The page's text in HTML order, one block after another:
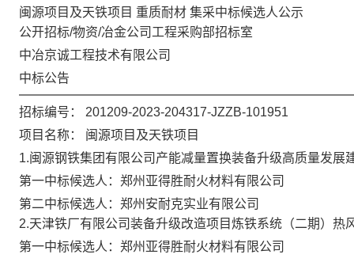
闽源项目及天铁项目 重质耐材 集采中标候选人公示
公开招标/物资/冶金公司工程采购部招标室
中冶京诚工程技术有限公司
中标公告
招标编号：
201209-2023-204317-JZZB-101951
项目名称：
闽源项目及天铁项目
1.闽源钢铁集团有限公司产能减量置换装备升级高质量发展
第一中标候选人：郑州亚得胜耐火材料有限公司
第二中标候选人：郑州安耐克实业有限公司
2.天津铁厂有限公司装备升级改造项目炼铁系统（二期）热
第一中标候选人：郑州亚得胜耐火材料有限公司